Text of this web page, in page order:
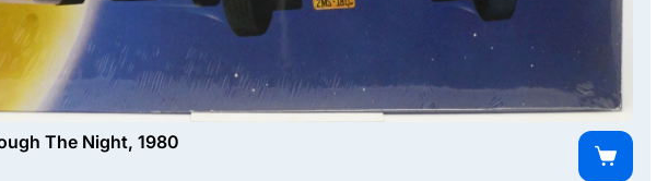
The Night, 1980